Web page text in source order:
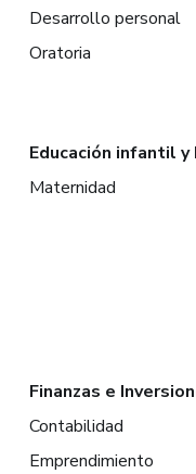
Desarrollo personal
Oratoria
Educación infantil y
Maternidad
Finanzas e
Contabilidad
Emprendimiento